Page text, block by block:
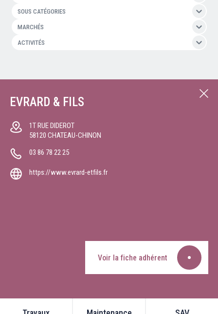
SOUS CATÉGORIES
MARCHÉS
ACTIVITÉS
EVRARD & FILS
1T RUE DIDEROT
58120 CHATEAU-CHINON
03 86 78 22 25
https://www.evrard-etfils.fr
Voir la fiche adhérent